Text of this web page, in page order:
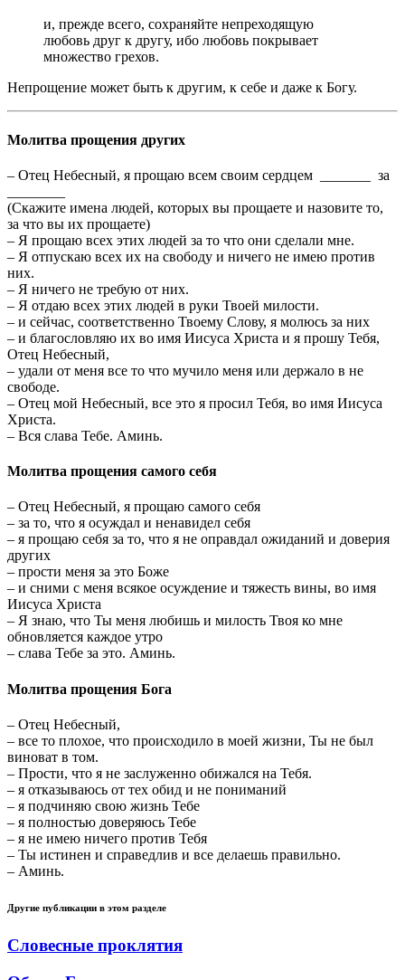
и, прежде всего, сохраняйте непреходящую
любовь друг к другу, ибо любовь покрывает
множество грехов.
Непрощение может быть к другим, к себе и даже к Богу.
Молитва прощения других
– Отец Небесный, я прощаю всем своим сердцем _______ за
(Скажите имена людей, которых вы прощаете и назовите то,
за что вы их прощаете)
– Я прощаю всех этих людей за то что они сделали мне.
– Я отпускаю всех их на свободу и ничего не имею против
них.
– Я ничего не требую от них.
– Я отдаю всех этих людей в руки Твоей милости.
– и сейчас, соответственно Твоему Слову, я молюсь за них
– и благословляю их во имя Иисуса Христа и я прошу Тебя,
Отец Небесный,
– удали от меня все то что мучило меня или держало в не
свободе.
– Отец мой Небесный, все это я просил Тебя, во имя Иисуса
Христа.
– Вся слава Тебе. Аминь.
Молитва прощения самого себя
– Отец Небесный, я прощаю самого себя
– за то, что я осуждал и ненавидел себя
– я прощаю себя за то, что я не оправдал ожиданий и доверия
других
– прости меня за это Боже
– и сними с меня всякое осуждение и тяжесть вины, во имя
Иисуса Христа
– Я знаю, что Ты меня любишь и милость Твоя ко мне
обновляется каждое утро
– слава Тебе за это. Аминь.
Молитва прощения Бога
– Отец Небесный,
– все то плохое, что происходило в моей жизни, Ты не был
виноват в том.
– Прости, что я не заслуженно обижался на Тебя.
– я отказываюсь от тех обид и не пониманий
– я подчиняю свою жизнь Тебе
– я полностью доверяюсь Тебе
– я не имею ничего против Тебя
– Ты истинен и справедлив и все делаешь правильно.
– Аминь.
Другие публикации в этом разделе
Словесные проклятия